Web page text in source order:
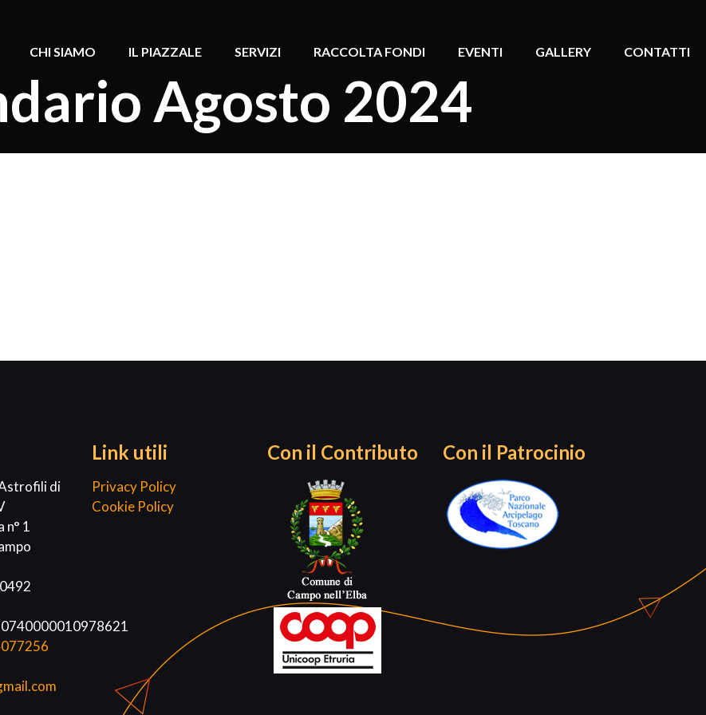
CHI SIAMO IL PIAZZALE SERVIZI RACCOLTA FONDI EVENTI GALLERY CONTATTI
Agosto 2024
di
n° 1
Link utili
Privacy Policy
Cookie Policy
Con il Contributo Con il Patrocinio